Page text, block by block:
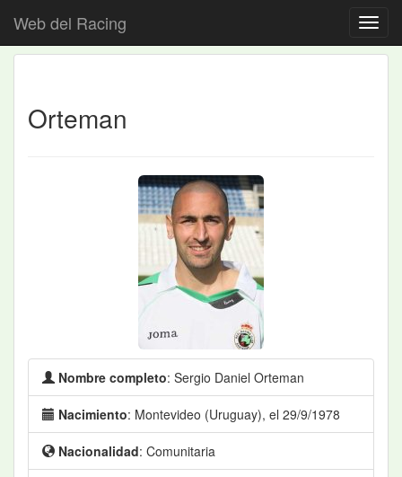
Web del Racing
Orteman
Nombre completo: Sergio Daniel Orteman
Nacimiento: Montevideo (Uruguay), el 29/9/1978
Nacionalidad: Comunitaria